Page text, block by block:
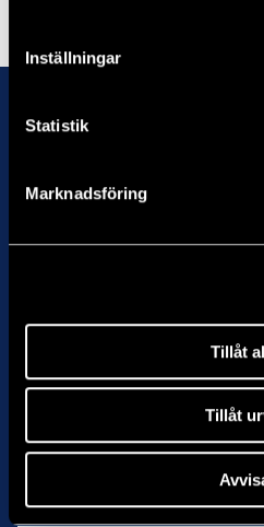
Inställningar
Statistik
Marknadsföring
Tillåt
Tillåt
Meld deg på